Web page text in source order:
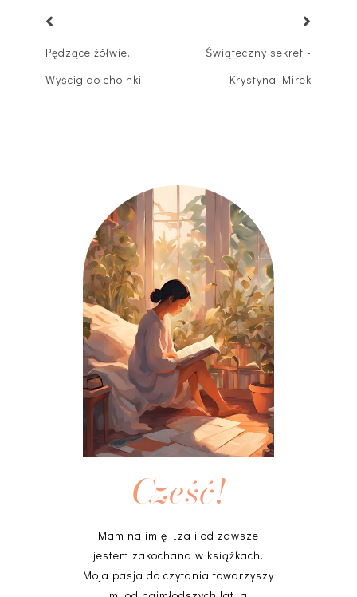
Pędzące żółwie.
Wyścig do choinki
Świąteczny sekret -
Krystyna Mirek
Cześć!
Mam na imię Iza i od zawsze
jestem zakochana w książkach.
Moja pasja do czytania towarzyszy